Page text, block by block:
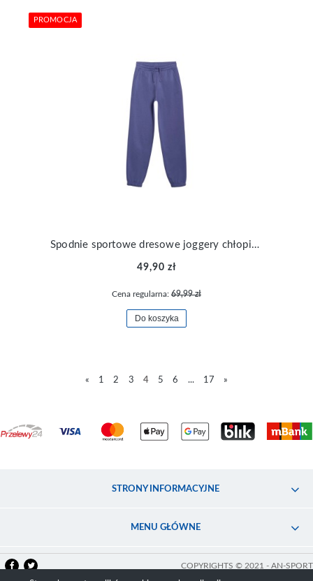
Spodnie sportowe dresowe joggery chłopięce 4F TTROM1245-33S
49,90 zł
Cena regularna: 69,99 zł
Do koszyka
PROMOCJA
« 1 2 3 4 5 6 ... 17 »
STRONY INFORMACYJNE
MENU GŁÓWNE
COPYRIGHTS © 2021 - AN-SPORT